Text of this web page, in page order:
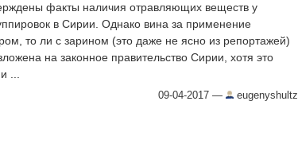
факты наличия отравляющих веществ у
в Сирии. Однако вина за применение
то ли с зарином (это даже не ясно из репортажей)
на законное правительство Сирии, хотя это
...
09-04-2017 — eugenyshultz